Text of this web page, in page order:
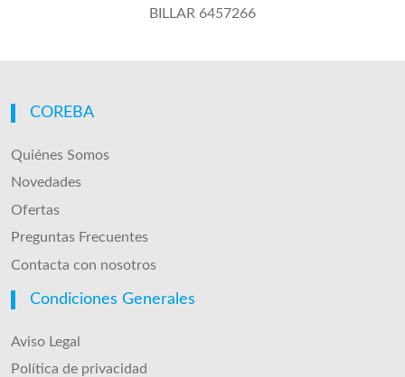
BILLAR 6457266
COREBA
Quiénes Somos
Novedades
Ofertas
Preguntas Frecuentes
Contacta con nosotros
Condiciones Generales
Aviso Legal
Política de privacidad